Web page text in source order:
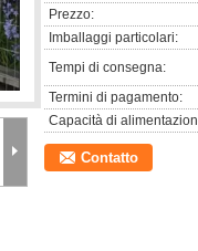
Prezzo:
Imballaggi particolari:
Tempi di consegna:
Termini di pagamento:
Capacità di
Contatto